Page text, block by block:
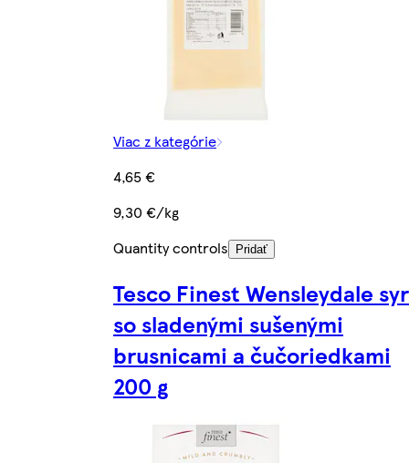
Viac z kategórie
4,65 €
9,30 €/kg
Quantity controls
Pridať
Tesco Finest Wensleydale syr
so sladenými sušenými
brusnicami a čučoriedkami
200 g